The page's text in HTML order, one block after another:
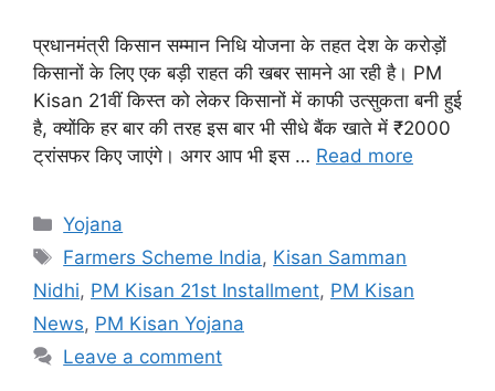
प्रधानमंत्री किसान सम्मान निधि योजना के तहत देश के करोड़ों
किसानों के लिए एक बड़ी राहत की खबर सामने आ रही है। PM
Kisan 21वीं किस्त को लेकर किसानों में काफी उत्सुकता बनी हुई
है, क्योंकि हर बार की तरह इस बार भी सीधे बैंक खाते में ₹2000
ट्रांसफर किए जाएंगे। अगर आप भी इस … Read more
Categories
Yojana
Tags
Farmers Scheme India, Kisan Samman
Nidhi, PM Kisan 21st Installment, PM Kisan
News, PM Kisan Yojana
Leave a comment